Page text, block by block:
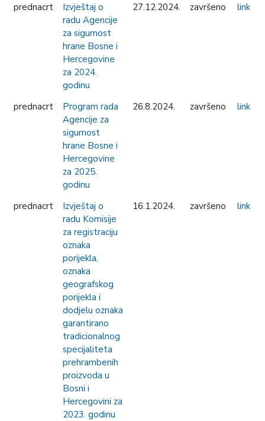
prednacrt
Izvještaj o
radu Agencije
za sigurnost
hrane Bosne i
Hercegovine
za 2024.
godinu
27.12.2024. završeno link
prednacrt
Program rada
Agencije za
sigurnost
hrane Bosne i
Hercegovine
za 2025.
godinu
26.8.2024. završeno link
prednacrt
Izvještaj o
radu Komisije
za registraciju
oznaka
porijekla,
oznaka
geografskog
porijekla i
dodjelu oznaka
garantirano
tradicionalnog
specijaliteta
prehrambenih
proizvoda u
Bosni i
Hercegovini za
2023. godinu
16.1.2024. završeno link